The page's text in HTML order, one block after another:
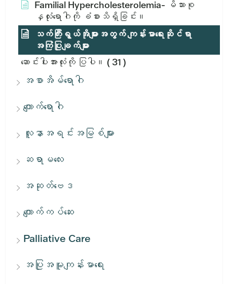
Familial Hypercholesterolemia- မိသားစု
နှလုံးရောဂါကို ခံစားသိရှိခြင်း။
သက်ကြီးရွယ်အိုများအတွက် ကျန်းမာရေးဆိုင်ရာ
အကြံပြုချက်များ
ဆောင်းပါးအားလုံးကို ပြပါ။ ( 31 )
အစာအိမ်ရောဂါ
ကျောက်ရောဂါ
လူနာအရင်းအမြစ်များ
ဆရာမလေး
အဆုတ်ဗေဒ
ကျောက်ကပ်ဆေး
Palliative Care
အပြုအမူကျန်းမာရေး